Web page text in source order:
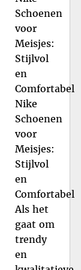
Schoenen
voor
Meisjes:
Stijlvol
en
Comfortabel
Nike
Schoenen
voor
Meisjes:
Stijlvol
en
Comfortabel
Als het
gaat om
trendy
en